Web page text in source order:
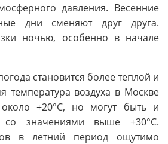
давления. Весенние
дни сменяют друг друга.
ночью, особенно в начале
становится более теплой и
температура воздуха в Москве
около +20°C, но могут быть и
значениями выше +30°C.
в летний период ощутимо